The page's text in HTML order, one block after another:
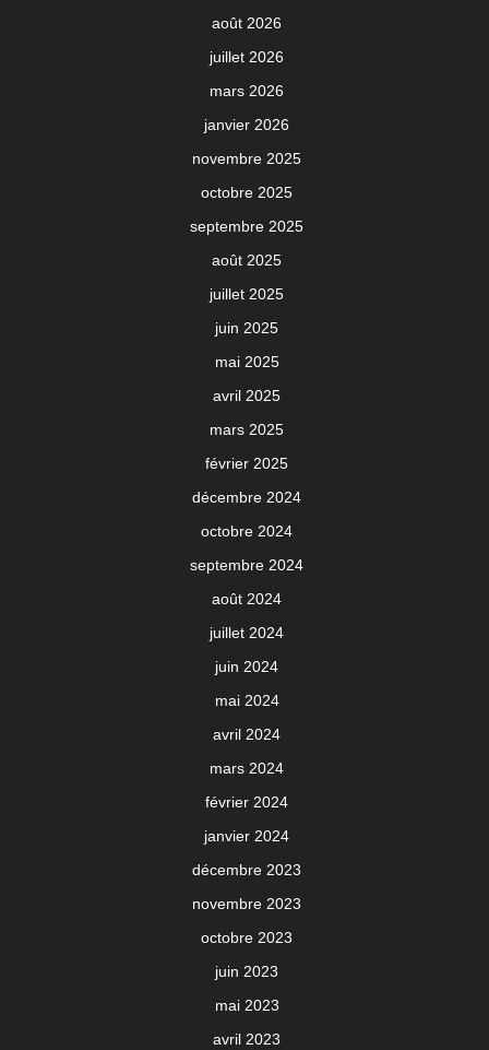
août 2026
juillet 2026
mars 2026
janvier 2026
novembre 2025
octobre 2025
septembre 2025
août 2025
juillet 2025
juin 2025
mai 2025
avril 2025
mars 2025
février 2025
décembre 2024
octobre 2024
septembre 2024
août 2024
juillet 2024
juin 2024
mai 2024
avril 2024
mars 2024
février 2024
janvier 2024
décembre 2023
novembre 2023
octobre 2023
juin 2023
mai 2023
avril 2023